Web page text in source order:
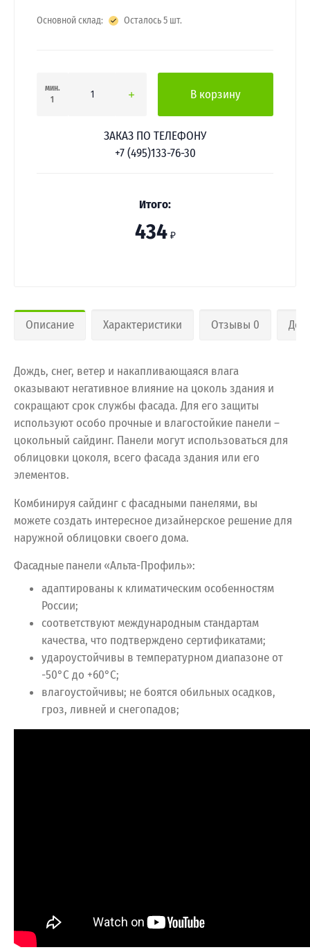
Основной склад: Осталось 5 шт.
мин.
1
В корзину
ЗАКАЗ ПО ТЕЛЕФОНУ
+7 (495)133-76-30
Итого:
434 ₽
Описание Характеристики Отзывы 0
Дождь, снег, ветер и накапливающаяся влага
оказывают негативное влияние на цоколь здания и
сокращают срок службы фасада. Для его защиты
используют особо прочные и влагостойкие панели –
цокольный сайдинг. Панели могут использоваться для
облицовки цоколя, всего фасада здания или его
элементов.
Комбинируя сайдинг с фасадными панелями, вы
можете создать интересное дизайнерское решение для
наружной облицовки своего дома.
Фасадные панели «Альта-Профиль»:
адаптированы к климатическим особенностям
России;
соответствуют международным стандартам
качества, что подтверждено сертификатами;
удароустойчивы в температурном диапазоне от
-50°С до +60°С;
влагоустойчивы; не боятся обильных осадков,
гроз, ливней и снегопадов;